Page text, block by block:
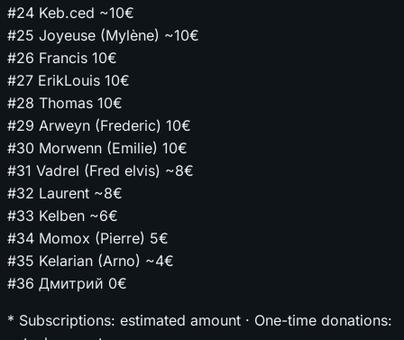
#24 Keb.ced ~10€
#25 Joyeuse (Mylène) ~10€
#26 Francis 10€
#27 ErikLouis 10€
#28 Thomas 10€
#29 Arweyn (Frederic) 10€
#30 Morwenn (Emilie) 10€
#31 Vadrel (Fred elvis) ~8€
#32 Laurent ~8€
#33 Kelben ~6€
#34 Momox (Pierre) 5€
#35 Kelarian (Arno) ~4€
#36 Дмитрий 0€
* Subscriptions: estimated amount · One-time donations: